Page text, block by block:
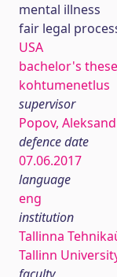
mental illness
fair legal
USA
bachelor's
kohtumenetlus
supervisor
Popov,
defence date
07.06.2017
language
eng
institution
Tallinna
Tallinn